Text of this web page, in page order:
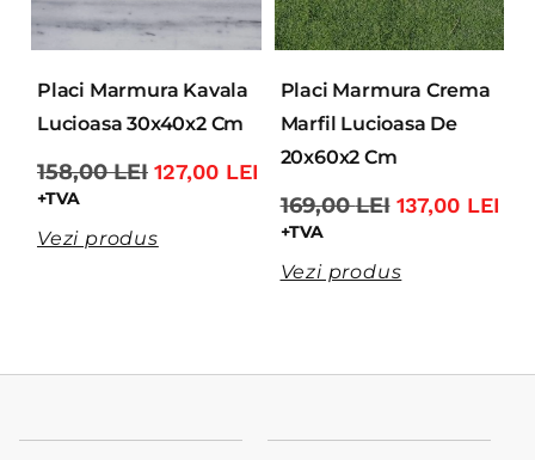
Placi Marmura Kavala
Lucioasa 30x40x2 Cm
158,00LEI 127,00 LEI
+TVA
Vezi produs
Placi Marmura Crema
Marfil Lucioasa De
20x60x2 Cm
169,00LEI 137,00 LEI
+TVA
Vezi produs